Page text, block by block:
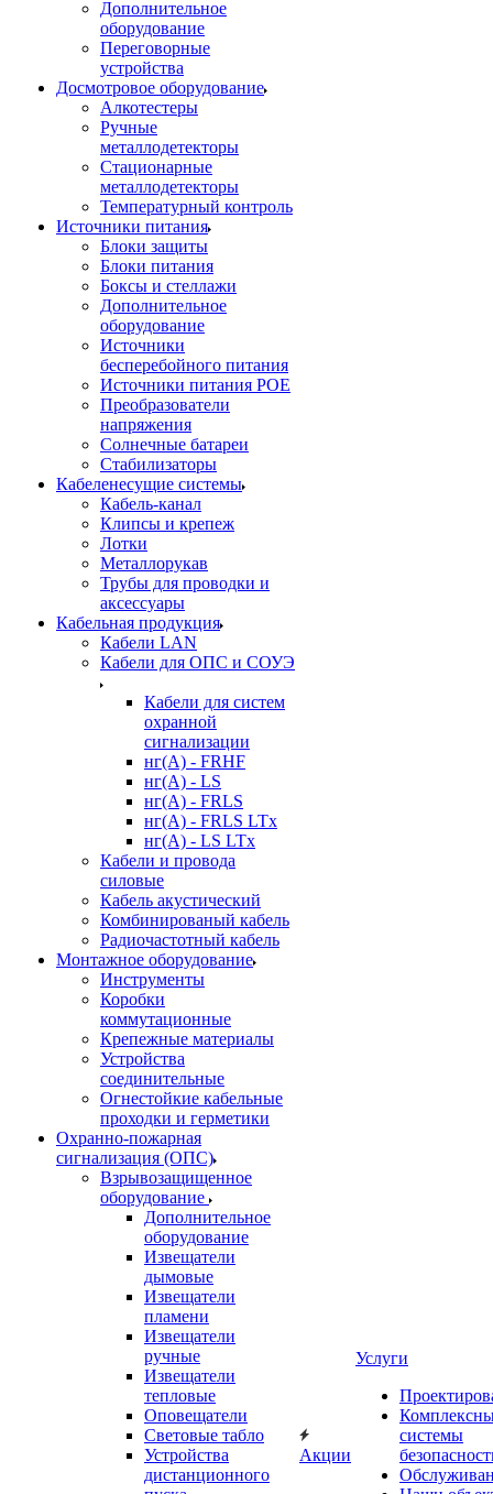
Дополнительное
оборудование
Переговорные
устройства
Досмотровое оборудование
Алкотестеры
Ручные
металлодетекторы
Стационарные
металлодетекторы
Температурный контроль
Источники питания
Блоки защиты
Блоки питания
Боксы и стеллажи
Дополнительное
оборудование
Источники
бесперебойного питания
Источники питания POE
Преобразователи
напряжения
Солнечные батареи
Стабилизаторы
Кабеленесущие системы
Кабель-канал
Клипсы и крепеж
Лотки
Металлорукав
Трубы для проводки и
аксессуары
Кабельная продукция
Кабели LAN
Кабели для ОПС и СОУЭ
Кабели для систем
охранной
сигнализации
нг(A) - FRHF
нг(A) - LS
нг(А) - FRLS
нг(А) - FRLS LTx
нг(А) - LS LTx
Кабели и провода
силовые
Кабель акустический
Комбинированый кабель
Радиочастотный кабель
Монтажное оборудование
Инструменты
Коробки
коммутационные
Крепежные материалы
Устройства
соединительные
Огнестойкие кабельные
проходки и герметики
Охранно-пожарная
сигнализация (ОПС)
Взрывозащищенное
оборудование
Дополнительное
оборудование
Извещатели
дымовые
Извещатели
пламени
Извещатели
ручные
Извещатели
тепловые
Оповещатели
Световые табло
Устройства
дистанционного
Акции
Услуги
системы